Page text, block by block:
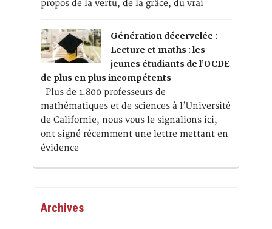
propos de la vertu, de la grâce, du vrai
Génération décervelée :
Lecture et maths : les
jeunes étudiants de l’OCDE
de plus en plus incompétents
Plus de 1.800 professeurs de
mathématiques et de sciences à l’Université
de Californie, nous vous le signalions ici,
ont signé récemment une lettre mettant en
évidence
Archives